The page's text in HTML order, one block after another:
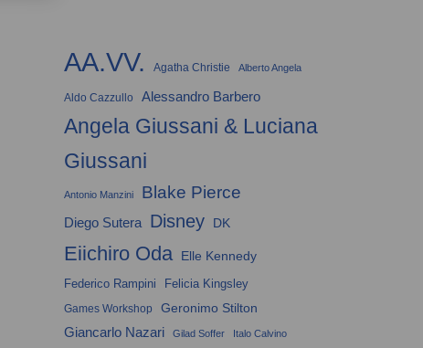
AA.VV. Agatha Christie Alberto Angela
Aldo Cazzullo Alessandro Barbero
Angela Giussani & Luciana
Giussani
Antonio Manzini Blake Pierce
Diego Sutera Disney DK
Eiichiro Oda Elle Kennedy
Federico Rampini
Felicia Kingsley
Games Workshop
Geronimo Stilton
Giancarlo Nazari
Gilad Soffer Italo Calvino